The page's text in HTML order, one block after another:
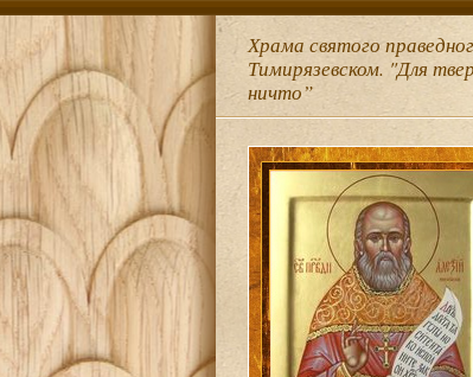
Храма святого
Тимирязевском. "Для
ничто”